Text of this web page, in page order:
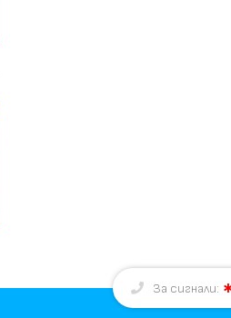
За сигнали: